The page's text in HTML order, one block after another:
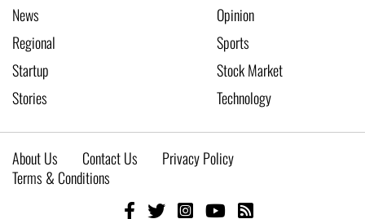
News
Opinion
Regional
Sports
Startup
Stock Market
Stories
Technology
About Us Contact Us
Privacy Policy
Terms & Conditions